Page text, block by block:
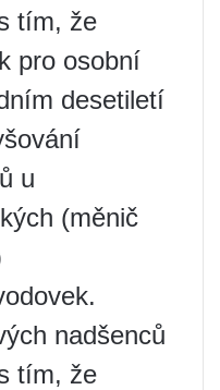
tím, že
pro osobní
desetiletí
u
(měnič
nadšenců
tím, že